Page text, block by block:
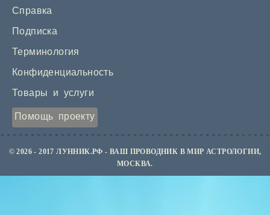
Справка
Подписка
Терминология
Конфиденциальность
Товары и услуги
Помощь проекту
© 2026 - 2017 ЛУННИК.РФ - ВАШ ПРОВОДНИК В МИР АСТРОЛОГИИ,
МОСКВА.